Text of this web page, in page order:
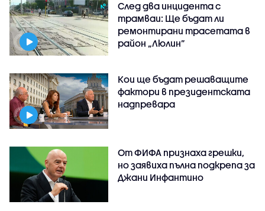
След два инцидента с
трамваи: Ще бъдат ли
ремонтирани трасетата в
район „Люлин”
Кои ще бъдат решаващите
фактори в президентската
надпревара
От ФИФА признаха грешки,
но заявиха пълна подкрепа за
Джани Инфантино